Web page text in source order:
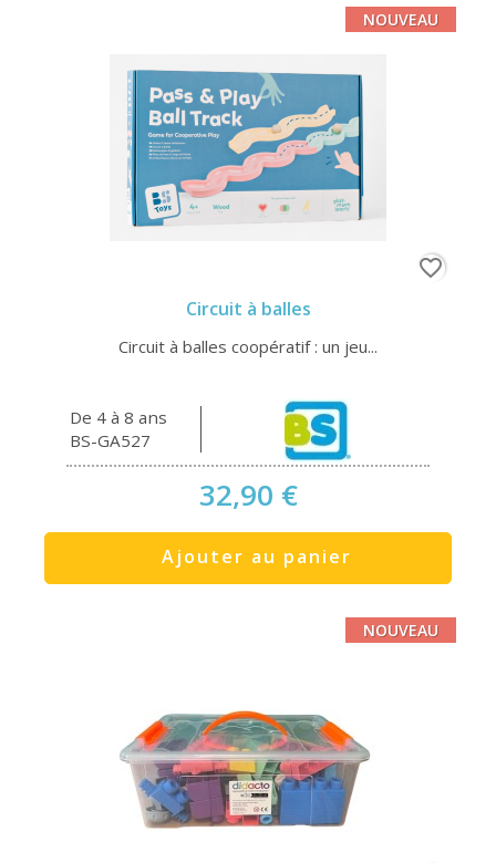
Circuit à balles
Circuit à balles coopératif : un jeu...
De 4 à 8 ans
BS-GA527
32,90 €
Ajouter au panier
NOUVEAU
favorite_border
NOUVEAU